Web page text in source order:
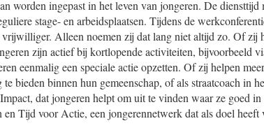
worden ingepast in het leven van jongeren. De diensttijd
stage- en arbeidsplaatsen. Tijdens de
Alleen noemen zij dat lang niet altijd zo. Of zij
zijn actief bij kortlopende activiteiten, bijvoorbeeld
eenmalig een speciale actie opzetten. Of zij helpen
bieden binnen hun gemeenschap, of als straatcoach in
dat jongeren helpt om uit te vinden waar ze goed
en Tijd voor Actie, een jongerennetwerk dat als doel heeft